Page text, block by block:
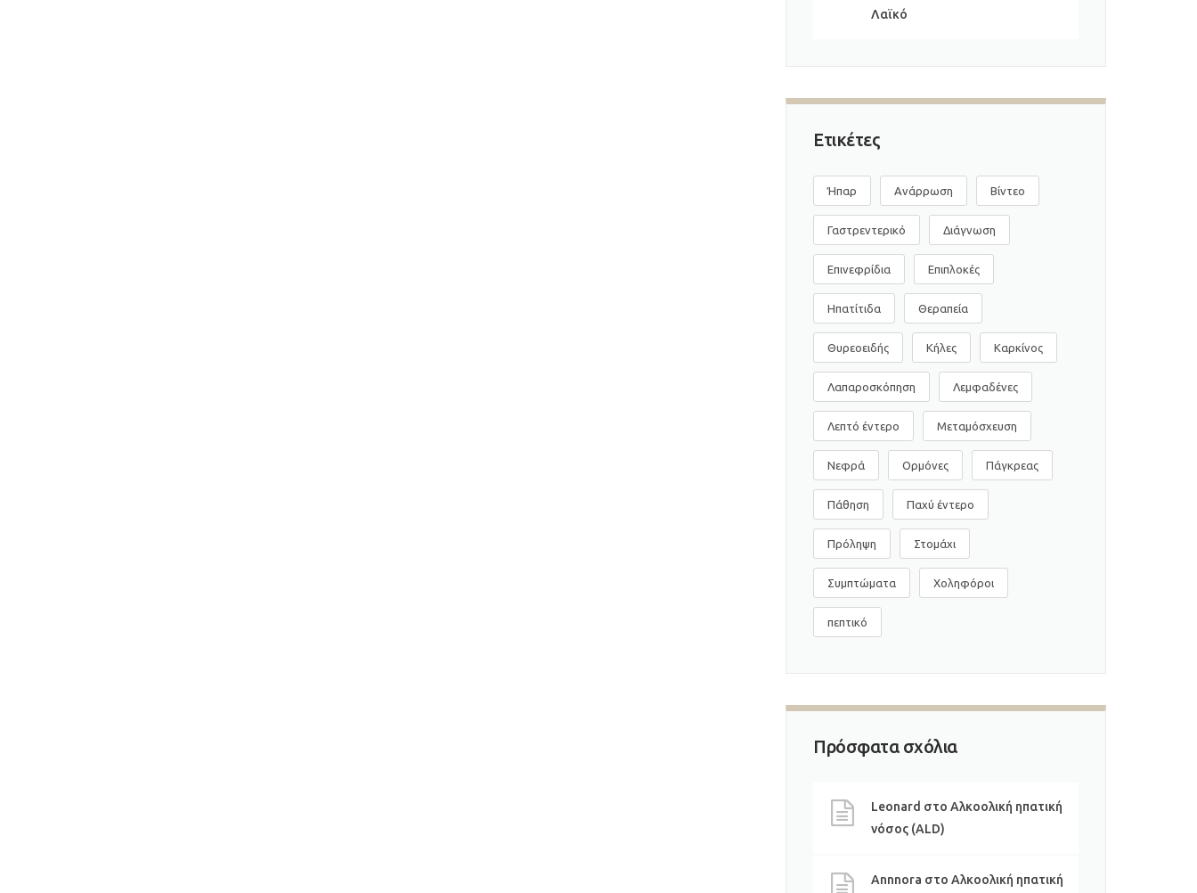
Λαϊκό
Ετικέτες
Ήπαρ Ανάρρωση Βίντεο
Γαστρεντερικό Διάγνωση
Επινεφρίδια Επιπλοκές
Ηπατίτιδα Θεραπεία
Θυρεοειδής Κήλες Καρκίνος
Λαπαροσκόπηση Λεμφαδένες
Λεπτό έντερο Μεταμόσχευση
Νεφρά Ορμόνες Πάγκρεας
Πάθηση Παχύ έντερο
Πρόληψη Στομάχι
Συμπτώματα Χοληφόροι
πεπτικό
Πρόσφατα σχόλια
Leonard στο Αλκοολική ηπατική
νόσος (ALD)
Annnora στο Αλκοολική ηπατική